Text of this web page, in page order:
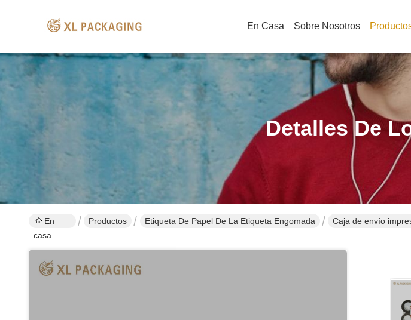
En Casa Sobre Nosotros
Detalles De
En
casa
Productos Etiqueta De Papel De La Etiqueta Engomada
Caja de envío